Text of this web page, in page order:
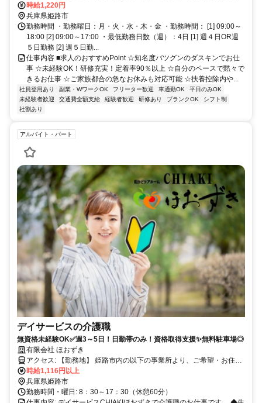
分 山陽電鉄「亀山駅」徒歩３分
時給1,220円
兵庫県姫路市
勤務時間 ・勤務曜日：月・火・水・木・金 ・勤務時間： [1] 09:00～
18:00 [2] 09:00～17:00 ・最低勤務日数（週）：4日 [1] 週４日OR週
５日勤務 [2] 週５日勤...
仕事内容 ■求人のおすすめPoint ☆知名度バツグンのダスキンでお仕
事 ☆未経験OK！研修充実！定着率90％以上 ☆自分のペースで黙々で
きるお仕事 ☆ご家族都合の急なお休みも対応可能 ☆扶養控除内や...
社員登用あり 副業・WワークOK フリーター歓迎 車通勤OK
平日のみOK
未経験者歓迎
交通費全額支給 経験者歓迎 研修あり ブランクOK
シフト制
社割あり
アルバイト・パート
デイサービスの介護職
無資格未経験OK✅週3～5日！日勤帯のみ！資格取得支援✨無料駐車場◎
有限会社 ほおずき
アクセス: 【勤務地】 姫路市内の以下の事業所より、ご希望・お住ま
いに応じて配属先を相談させていただきます。 ・デイサービス
CHIAKIほおずき姫路阿成 (兵庫県姫路市飾磨区阿成鹿古407) ・デイ
サービスCHIAKIほおずき姫路高岡 (兵庫県姫路市山吹1-3-25) ・デイ
時給1,116円以上
兵庫県姫路市
勤務時間・曜日: 8：30～17：30（休憩60分）